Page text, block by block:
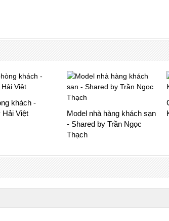
khách -
Hải Việt
Model nhà hàng khách sạn
- Shared by Trần Ngọc
Thạch